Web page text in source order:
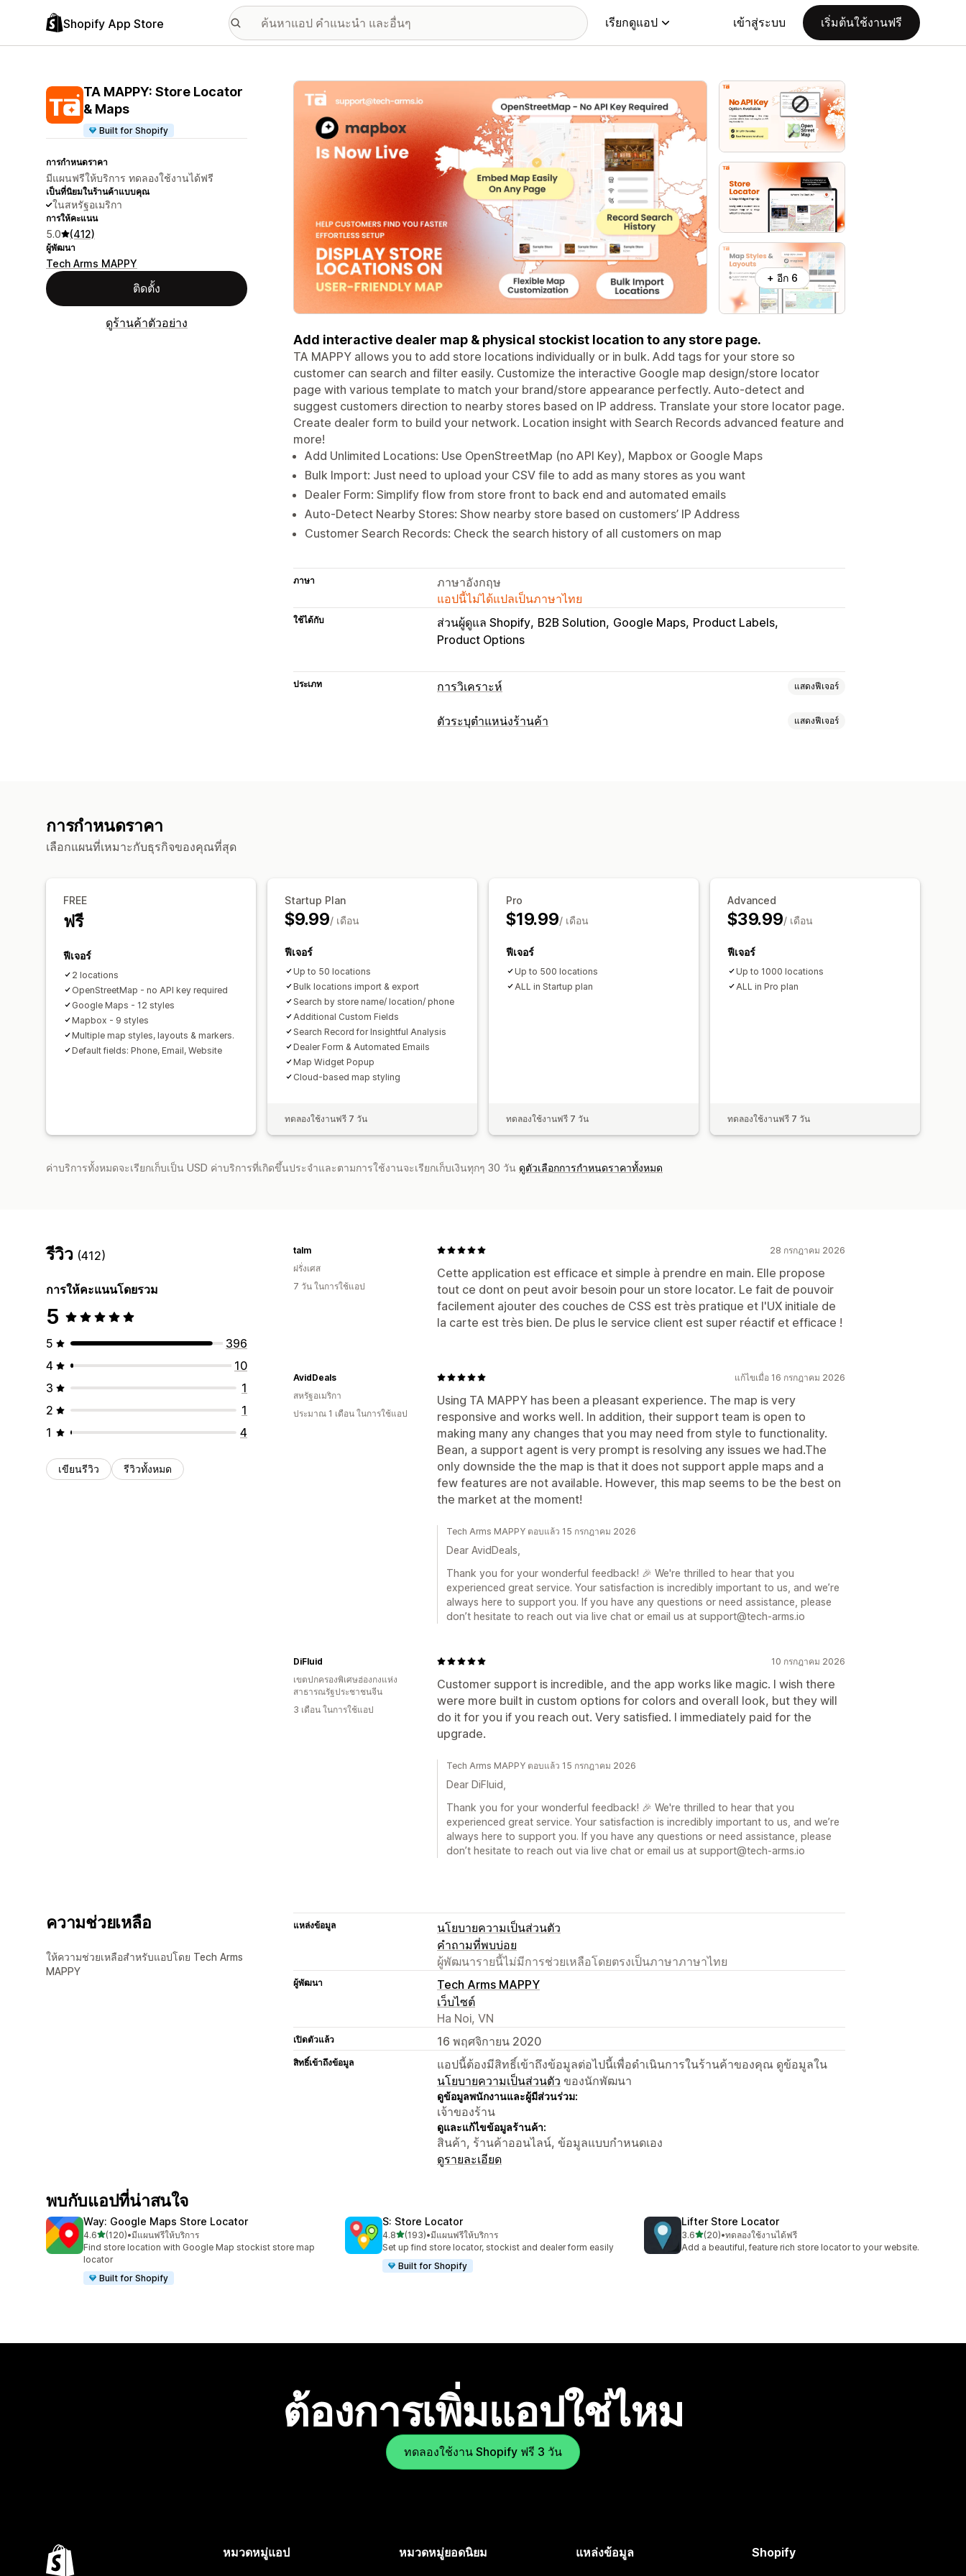
Shopify App Store เรียกดูแอป เข้าสู่ระบบ เริ่มต้นใช้งานฟรี
TA MAPPY: Store Locator
& Maps
Built for Shopify
การกำหนดราคา
มีแผนฟรีให้บริการ ทดลองใช้งานได้ฟรี
เป็นที่นิยมในร้านค้าแบบคุณ
ในสหรัฐอเมริกา
การให้คะแนน
5.0 (412)
ผู้พัฒนา
Tech Arms MAPPY
ติดตั้ง
ดูร้านค้าตัวอย่าง
แกลเลอรีรูปภาพที่แสดง
+ อีก 6
Add interactive dealer map & physical stockist location to any store page.
TA MAPPY allows you to add store locations individually or in bulk. Add tags for your store so
customer can search and filter easily. Customize the interactive Google map design/store locator
page with various template to match your brand/store appearance perfectly. Auto-detect and
suggest customers direction to nearby stores based on IP address. Translate your store locator page.
Create dealer form to build your network. Location insight with Search Records advanced feature and
more!
Add Unlimited Locations: Use OpenStreetMap (no API Key), Mapbox or Google Maps
Bulk Import: Just need to upload your CSV file to add as many stores as you want
Dealer Form: Simplify flow from store front to back end and automated emails
Auto-Detect Nearby Stores: Show nearby store based on customers’ IP Address
Customer Search Records: Check the search history of all customers on map
ภาษา
ภาษาอังกฤษ
แอปนี้ไม่ได้แปลเป็นภาษาไทย
ใช้ได้กับ ส่วนผู้ดูแล Shopify B2B Solution Google Maps Product Labels
Product Options
ประเภท การวิเคราะห์ แสดงฟีเจอร์
พฤติกรรมของลูกค้า
ตัวระบุตำแหน่งร้านค้า แสดงฟีเจอร์
การค้นหาตำแหน่งที่ตั้ง
การติดแท็ก
ตำแหน่งทางภูมิศาสตร์
ตัวกรองที่กำหนดเอง
รายงานการค้นหา
การวิเคราะห์
การกำหนดราคา
เลือกแผนที่เหมาะกับธุรกิจของคุณที่สุด
FREE
ฟรี
ฟีเจอร์
2 locations
OpenStreetMap - no API key required
Google Maps - 12 styles
Mapbox - 9 styles
Multiple map styles, layouts & markers.
Default fields: Phone, Email, Website
Startup Plan
$9.99/ เดือน
ฟีเจอร์
Up to 50 locations
Bulk locations import & export
Search by store name/ location/ phone
Additional Custom Fields
Search Record for Insightful Analysis
Dealer Form & Automated Emails
Map Widget Popup
Cloud-based map styling
ทดลองใช้งานฟรี 7 วัน
Pro
$19.99/ เดือน
ฟีเจอร์
Up to 500 locations
ALL in Startup plan
ทดลองใช้งานฟรี 7 วัน
Advanced
$39.99/ เดือน
ฟีเจอร์
Up to 1000 locations
ALL in Pro plan
ทดลองใช้งานฟรี 7 วัน
ค่าบริการทั้งหมดจะเรียกเก็บเป็น USD ค่าบริการที่เกิดขึ้นประจำและตามการใช้งานจะเรียกเก็บเงินทุกๆ 30 วัน ดูตัวเลือกการกำหนดราคาทั้งหมด
รีวิว (412)
การให้คะแนนโดยรวม
5
5
396
4
10
3
1
2
1
1
4
เขียนรีวิว รีวิวทั้งหมด
28 กรกฎาคม 2026
Cette application est efficace et simple à prendre en main. Elle propose
tout ce dont on peut avoir besoin pour un store locator. Le fait de pouvoir
facilement ajouter des couches de CSS est très pratique et l'UX initiale de
la carte est très bien. De plus le service client est super réactif et efficace !
talm
ฝรั่งเศส
7 วัน ในการใช้แอป
แก้ไขเมื่อ 16 กรกฎาคม 2026
Using TA MAPPY has been a pleasant experience. The map is very
responsive and works well. In addition, their support team is open to
making many any changes that you may need from style to functionality.
Bean, a support agent is very prompt is resolving any issues we had.The
only downside the the map is that it does not support apple maps and a
few features are not available. However, this map seems to be the best on
the market at the moment!
AvidDeals
สหรัฐอเมริกา
ประมาณ 1 เดือน ในการใช้แอป
Tech Arms MAPPY ตอบแล้ว 15 กรกฎาคม 2026
Dear AvidDeals,
Thank you for your wonderful feedback! 🎉 We're thrilled to hear that you
experienced great service. Your satisfaction is incredibly important to us, and we’re
always here to support you. If you have any questions or need assistance, please
don’t hesitate to reach out via live chat or email us at support@tech-arms.io
10 กรกฎาคม 2026
Customer support is incredible, and the app works like magic. I wish there
were more built in custom options for colors and overall look, but they will
do it for you if you reach out. Very satisfied. I immediately paid for the
upgrade.
DiFluid
เขตปกครองพิเศษฮ่องกงแห่ง
สาธารณรัฐประชาชนจีน
3 เดือน ในการใช้แอป
Tech Arms MAPPY ตอบแล้ว 15 กรกฎาคม 2026
Dear DiFluid,
Thank you for your wonderful feedback! 🎉 We're thrilled to hear that you
experienced great service. Your satisfaction is incredibly important to us, and we’re
always here to support you. If you have any questions or need assistance, please
don’t hesitate to reach out via live chat or email us at support@tech-arms.io
ความช่วยเหลือ
ให้ความช่วยเหลือสำหรับแอปโดย Tech Arms
MAPPY
แหล่งข้อมูล
นโยบายความเป็นส่วนตัว
คำถามที่พบบ่อย
ผู้พัฒนารายนี้ไม่มีการช่วยเหลือโดยตรงเป็นภาษาภาษาไทย
ผู้พัฒนา
Tech Arms MAPPY
เว็บไซต์
Ha Noi, VN
เปิดตัวแล้ว 16 พฤศจิกายน 2020
สิทธิ์เข้าถึงข้อมูล
แอปนี้ต้องมีสิทธิ์เข้าถึงข้อมูลต่อไปนี้เพื่อดำเนินการในร้านค้าของคุณ ดูข้อมูลใน
นโยบายความเป็นส่วนตัว ของนักพัฒนา
ดูข้อมูลพนักงานและผู้มีส่วนร่วม:
เจ้าของร้าน
ดูและแก้ไขข้อมูลร้านค้า:
สินค้า, ร้านค้าออนไลน์, ข้อมูลแบบกำหนดเอง
ดูรายละเอียด
พบกับแอปที่น่าสนใจ
Way: Google Maps Store Locator
4.6เต็ม 5 ดาว
(120)
ทั้งหมด 120 รีวิว
•มีแผนฟรีให้บริการ
Find store location with Google Map stockist store map
locator
Built for Shopify
S: Store Locator
4.8เต็ม 5 ดาว
(193)
ทั้งหมด 193 รีวิว
•มีแผนฟรีให้บริการ
Set up find store locator, stockist and dealer form easily
Built for Shopify
Lifter Store Locator
3.6เต็ม 5 ดาว
(20)
ทั้งหมด 20 รีวิว
•ทดลองใช้งานได้ฟรี
Add a beautiful, feature rich store locator to your website.
ต้องการเพิ่มแอปใช่ไหม
ทดลองใช้งาน Shopify ฟรี 3 วัน
หมวดหมู่แอป หมวดหมู่ยอดนิยม แหล่งข้อมูล Shopify